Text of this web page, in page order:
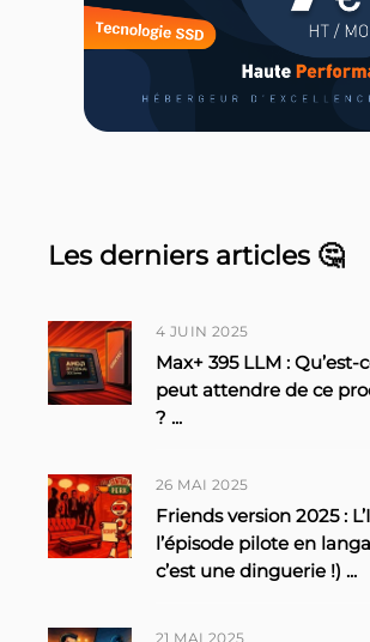
Les derniers articles 🤔
4 JUIN 2025
Max+ 395 LLM : Qu’est-
peut attendre de ce
? ...
26 MAI 2025
Friends version 2025 :
l’épisode pilote en
c’est une dinguerie !) ...
21 MAI 2025